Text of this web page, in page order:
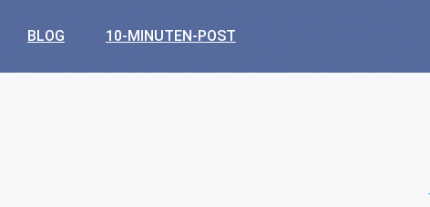
BLOG 10-MINUTEN-POST